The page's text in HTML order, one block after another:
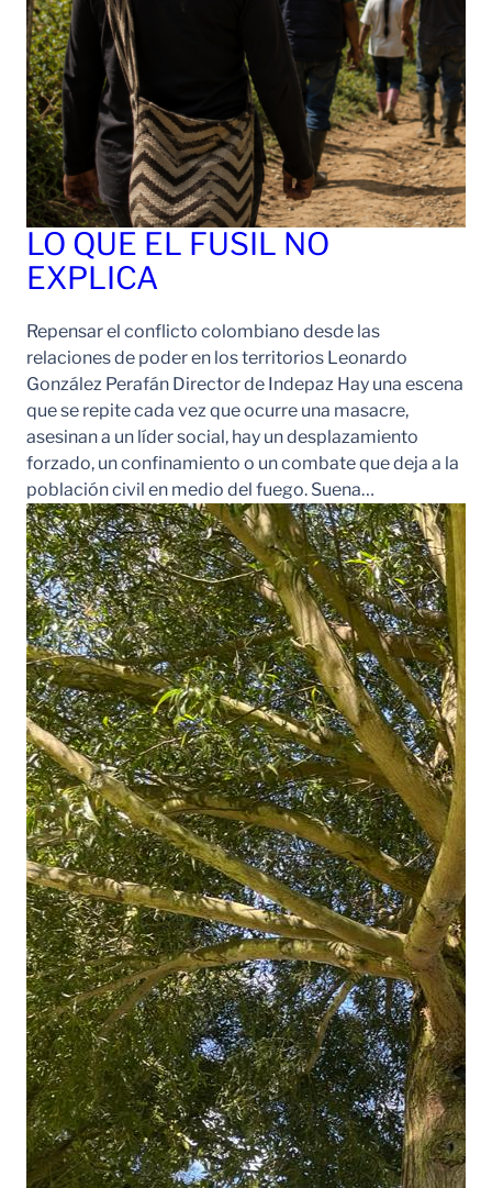
LO QUE EL FUSIL NO
EXPLICA
Repensar el conflicto colombiano desde las
relaciones de poder en los territorios Leonardo
González Perafán Director de Indepaz Hay una escena
que se repite cada vez que ocurre una masacre,
asesinan a un líder social, hay un desplazamiento
forzado, un confinamiento o un combate que deja a la
población civil en medio del fuego. Suena…